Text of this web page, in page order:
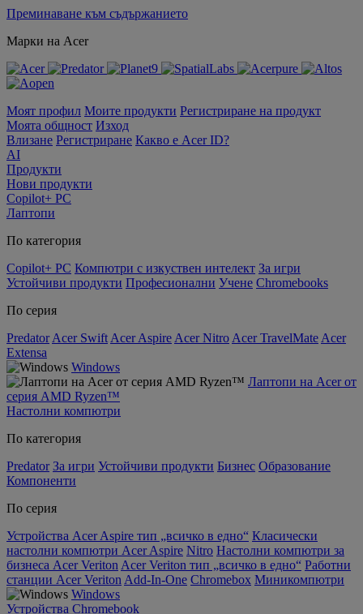
Преминаване към съдържанието
Марки на Acer
Моят профил Моите продукти Регистриране на продукт
Моята общност Изход
Влизане Регистриране Какво е Acer ID?
AI
Продукти
Нови продукти
Copilot+ PC
Лаптопи
По категория
Copilot+ PC Компютри с изкуствен интелект За игри
Устойчиви продукти Професионални Учене Chromebooks
По серия
Predator Acer Swift Acer Aspire Acer Nitro Acer TravelMate Acer
Extensa
Windows
Лаптопи на Acer от
серия AMD Ryzen™
Настолни компютри
По категория
Predator За игри Устойчиви продукти Бизнес Образование
Компоненти
По серия
Устройства Acer Aspire тип „всичко в едно“ Класически
настолни компютри Acer Aspire Nitro Настолни компютри за
бизнеса Acer Veriton Acer Veriton тип „всичко в едно“ Работни
станции Acer Veriton Add-In-One Chromebox Миникомпютри
Windows
Устройства Chromebook